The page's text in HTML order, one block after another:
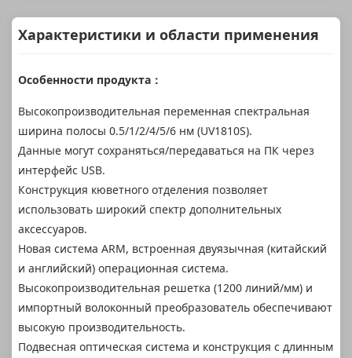
Характеристики и области применения
Особенности продукта：
Высокопроизводительная переменная спектральная
ширина полосы 0.5/1/2/4/5/6 нм (UV1810S).
Данные могут сохраняться/передаваться на ПК через
интерфейс USB.
Конструкция кюветного отделения позволяет
использовать широкий спектр дополнительных
аксессуаров.
Новая система ARM, встроенная двуязычная (китайский
и английский) операционная система.
Высокопроизводительная решетка (1200 линий/мм) и
импортный волоконный преобразователь обеспечивают
высокую производительность.
Подвесная оптическая система и конструкция с длинным